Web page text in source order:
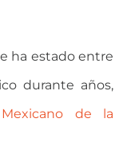
ha estado entre
durante años,
de la